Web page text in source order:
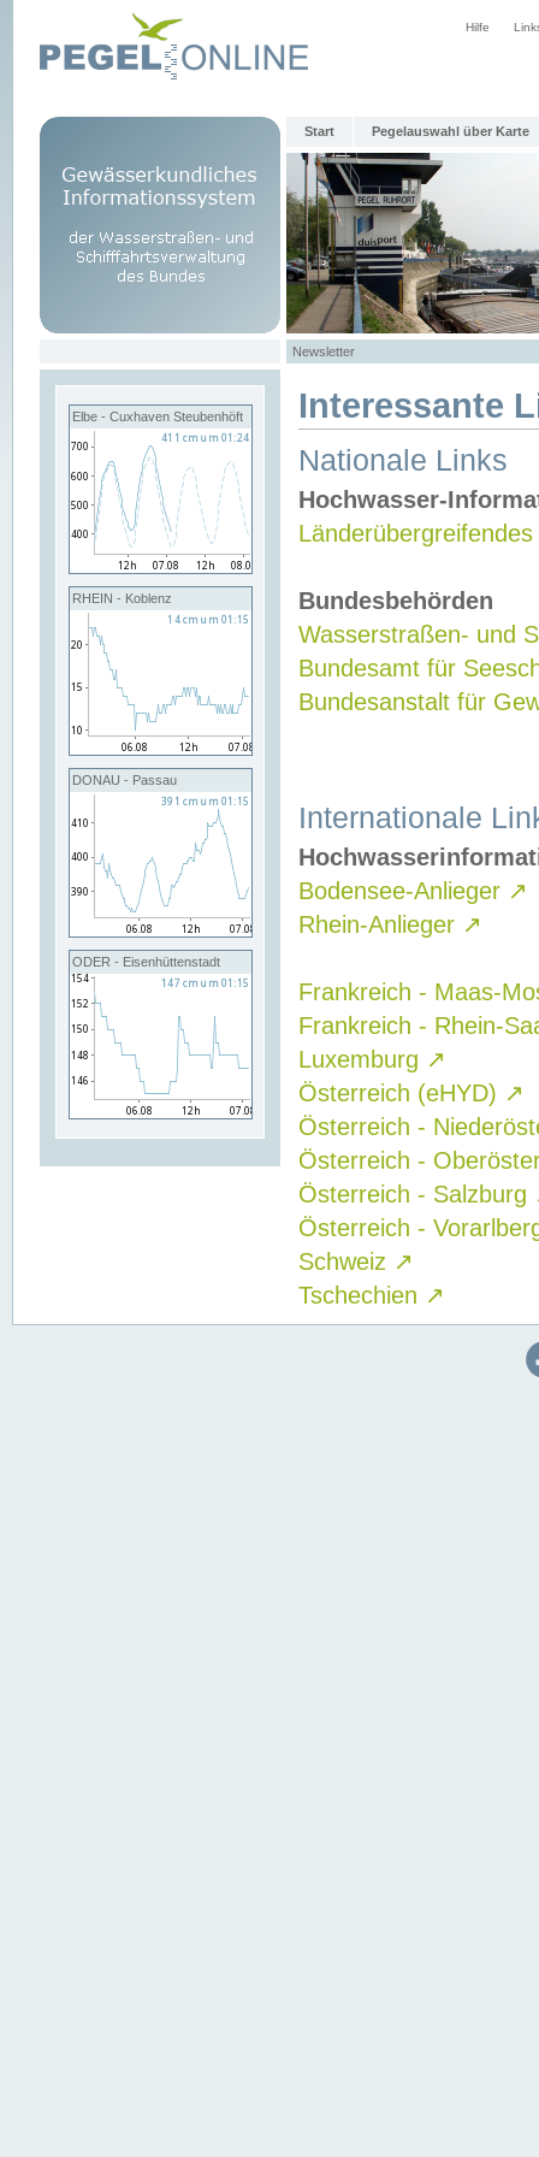
Hilfe
Start Pegelauswahl über Karte
Newsletter
Elbe - Cuxhaven Steubenhöft
RHEIN - Koblenz
DONAU - Passau
ODER - Eisenhüttenstadt
Interessante
Nationale Links
Hochwasser-
Bundesbehörden
Wasserstraßen- und
Bundesamt für
Bundesanstalt für
Internationale
Bodensee-Anlieger ↗
Rhein-Anlieger ↗
Frankreich - Maas-
Frankreich - Rhein-
Luxemburg ↗
Österreich (eHYD) ↗
Österreich -
Österreich -
Österreich - Salzburg
Österreich -
Schweiz ↗
Tschechien ↗